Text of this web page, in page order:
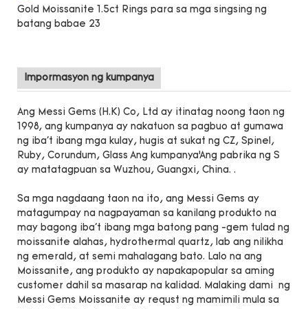
Impormasyon ng kumpanya
Ang Messi Gems (H.K) Co, Ltd ay itinatag noong taon ng
1998, ang kumpanya ay nakatuon sa pagbuo at gumawa
ng iba't ibang mga kulay, hugis at sukat ng CZ, Spinel,
Ruby, Corundum, Glass Ang kumpanya’Ang pabrika ng S
ay matatagpuan sa Wuzhou, Guangxi, China. .
Sa mga nagdaang taon na ito, ang Messi Gems ay
matagumpay na nagpayaman sa kanilang produkto na
may bagong iba't ibang mga batong pang -gem tulad ng
moissanite alahas, hydrothermal quartz, lab ang nilikha
ng emerald, at semi mahalagang bato. Lalo na ang
Moissanite, ang produkto ay napakapopular sa aming
customer dahil sa masarap na kalidad. Malaking dami ng
Messi Gems Moissanite ay requst ng mamimili mula sa